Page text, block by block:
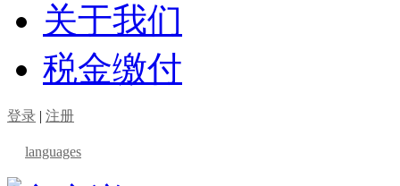
关于我们
税金缴付
登录 | 注册
languages